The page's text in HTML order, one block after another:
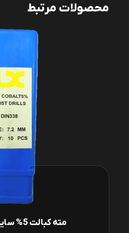
محصولات مرتبط
مته کبالت 5% سایز LX 13.5mm